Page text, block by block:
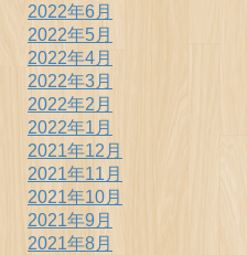
2022年6月
2022年5月
2022年4月
2022年3月
2022年2月
2022年1月
2021年12月
2021年11月
2021年10月
2021年9月
2021年8月